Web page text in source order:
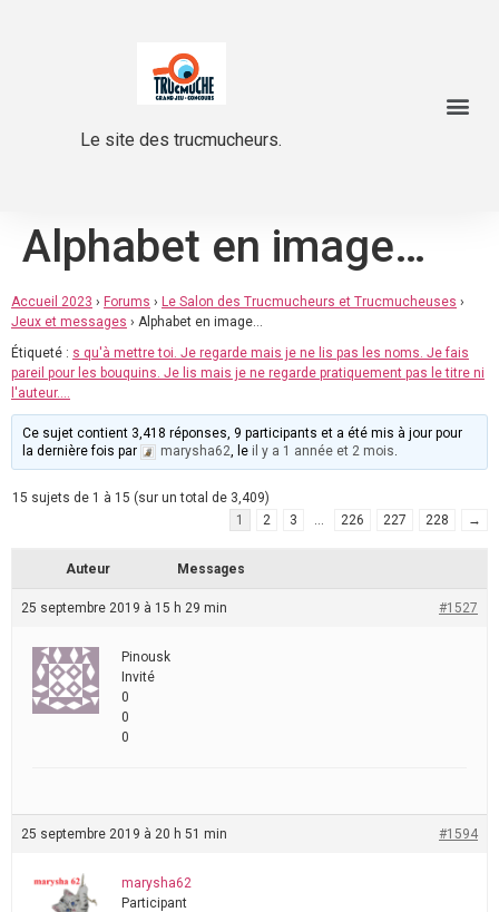
Le site des trucmucheurs.
Alphabet en image…
Accueil 2023 › Forums › Le Salon des Trucmucheurs et Trucmucheuses ›
Jeux et messages › Alphabet en image…
Étiqueté : s qu'à mettre toi. Je regarde mais je ne lis pas les noms. Je fais
pareil pour les bouquins. Je lis mais je ne regarde pratiquement pas le titre ni
l'auteur....
Ce sujet contient 3,418 réponses, 9 participants et a été mis à jour pour
la dernière fois par
marysha62, le il y a 1 année et 2 mois.
15 sujets de 1 à 15 (sur un total de 3,409)
1
2 3 … 226 227 228 →
Auteur Messages
25 septembre 2019 à 15 h 29 min #1527
Pinousk
Invité
0
0
0
25 septembre 2019 à 20 h 51 min #1594
marysha62
Participant